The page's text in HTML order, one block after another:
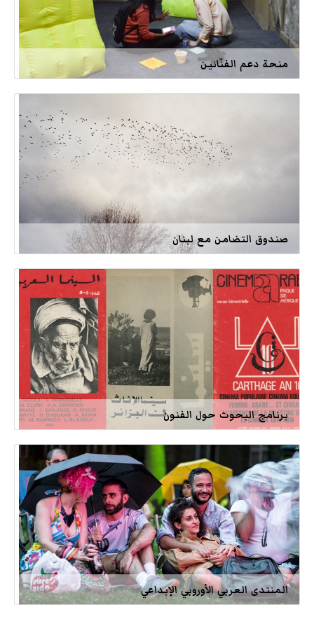
منحة دعم الفنّانين
صندوق التضامن مع لبنان
برنامج البحوث حول الفنون
المنتدى العربي الأوروبي الإبداعي